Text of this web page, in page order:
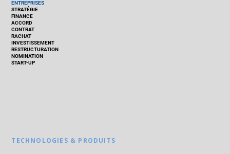
ENTREPRISES
STRATÉGIE
FINANCE
ACCORD
CONTRAT
RACHAT
INVESTISSEMENT
RESTRUCTURATION
NOMINATION
START-UP
TECHNOLOGIES & PRODUITS